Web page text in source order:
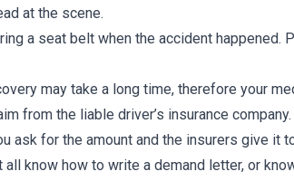
at the scene.
a seat belt when the accident happened.
may take a long time, therefore your
from the liable driver’s insurance company.
ask for the amount and the insurers give it
know how to write a demand letter, or